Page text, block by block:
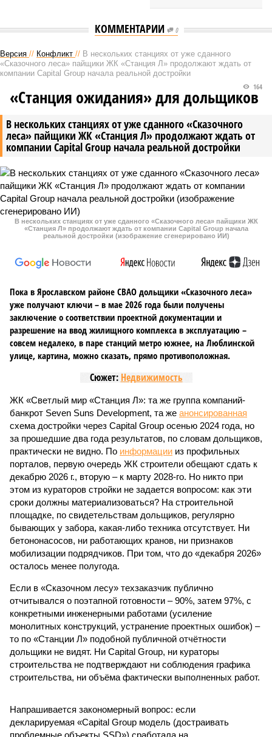
КОММЕНТАРИИ 0
Версия // Конфликт // В нескольких станциях от уже сданного
«Сказочного леса» пайщики ЖК «Станция Л» продолжают ждать от
компании Capital Group начала реальной достройки
В нескольких станциях от уже сданного «Сказочного
леса» пайщики ЖК «Станция Л» продолжают ждать от
компании Capital Group начала реальной достройки
164
«Станция ожидания» для дольщиков
В нескольких станциях от уже сданного «Сказочного леса» пайщики ЖК
«Станция Л» продолжают ждать от компании Capital Group начала
реальной достройки (изображение сгенерировано ИИ)
Пока в Ярославском районе СВАО дольщики «Сказочного леса»
уже получают ключи – в мае 2026 года были получены
заключение о соответствии проектной документации и
разрешение на ввод жилищного комплекса в эксплуатацию –
совсем недалеко, в паре станций метро южнее, на Люблинской
улице, картина, можно сказать, прямо противоположная.
Сюжет: Недвижимость
ЖК «Светлый мир «Станция Л»: та же группа компаний-
банкрот Seven Suns Development, та же анонсированная
схема достройки через Capital Group осенью 2024 года, но
за прошедшие два года результатов, по словам дольщиков,
практически не видно. По информации из профильных
порталов, первую очередь ЖК строители обещают сдать к
декабрю 2026 г., вторую – к марту 2028-го. Но никто при
этом из кураторов стройки не задается вопросом: как эти
сроки должны материализоваться? На строительной
площадке, по свидетельствам дольщиков, регулярно
бывающих у забора, какая-либо техника отсутствует. Ни
бетононасосов, ни работающих кранов, ни признаков
мобилизации подрядчиков. При том, что до «декабря 2026»
осталось менее полугода.
Если в «Сказочном лесу» техзаказчик публично
отчитывался о поэтапной готовности – 90%, затем 97%, с
конкретными инженерными работами (усиление
монолитных конструкций, устранение проектных ошибок) –
то по «Станции Л» подобной публичной отчётности
дольщики не видят. Ни Capital Group, ни кураторы
строительства не подтверждают ни соблюдения графика
строительства, ни объёма фактически выполненных работ.
Напрашивается закономерный вопрос: если
декларируемая «Capital Group модель (достраивать
проблемные объекты SSD») сработала на